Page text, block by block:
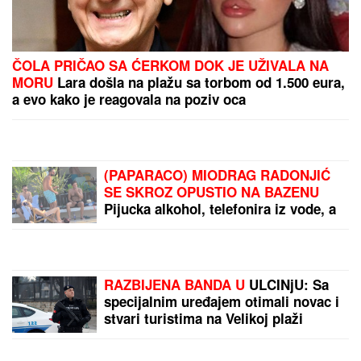
RAZVELA SE OD KOLEGE I PROCVETALA
OGROMNA KAMENA OGRADA I
(VIDEO)
MILJANA KULIĆ SE SKINULA U